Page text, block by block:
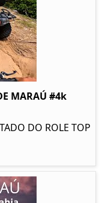
MARAÚ #4k
DO ROLE TOP